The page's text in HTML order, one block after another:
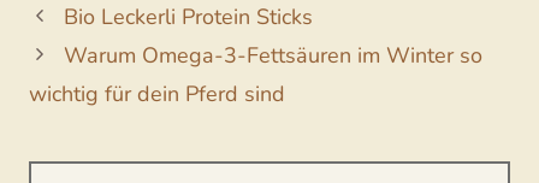
Bio Leckerli Protein Sticks
Warum Omega-3-Fettsäuren im Winter so
wichtig für dein Pferd sind